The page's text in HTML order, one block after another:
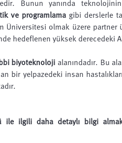
Bunun yanında
ve programlama gibi derslerle
Üniversitesi olmak üzere partner
hedeflenen yüksek derecedeki
biyoteknoloji alanındadır. Bu
bir yelpazedeki insan
ilgili daha detaylı bilgi